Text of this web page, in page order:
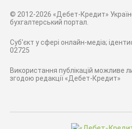
© 2012-2026 «Дебет-Кредит»
бухгалтерський портал.
Суб'єкт у сфері онлайн-медіа;
02725
Використання публікацій можливе
згодою редакції «Дебет-Кредит»